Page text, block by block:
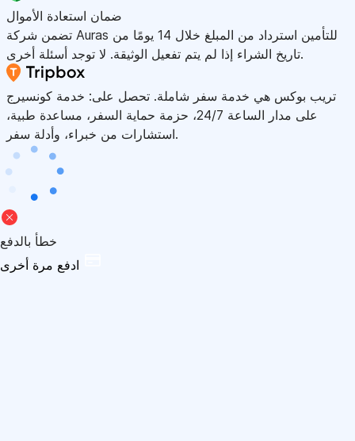
ضمان استعادة الأموال
تضمن شركة Auras للتأمين استرداد من المبلغ خلال 14 يومًا من
تاريخ الشراء إذا لم يتم تفعيل الوثيقة. لا توجد أسئلة أخرى.
تريب بوكس هي خدمة سفر شاملة. تحصل على: خدمة كونسيرج
على مدار الساعة 24/7، حزمة حماية السفر، مساعدة طبية،
استشارات من خبراء، وأدلة سفر.
خطأ بالدفع